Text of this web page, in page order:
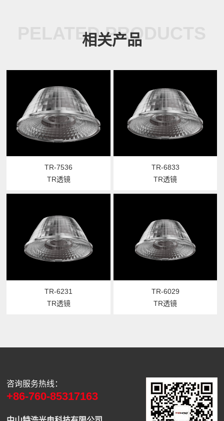
PELATED PRODUCTS
相关产品
TR-7536
TR透镜
TR-6833
TR透镜
TR-6231
TR透镜
TR-6029
TR透镜
咨询服务热线：
+86-760-85317163